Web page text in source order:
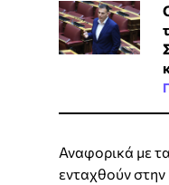
Αναφορικά με
ενταχθούν